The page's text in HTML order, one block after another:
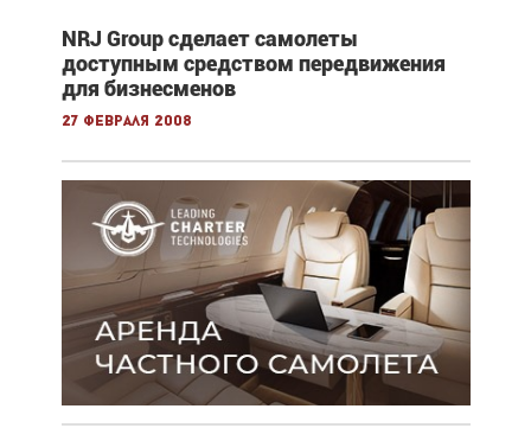
NRJ Group сделает самолеты
доступным средством передвижения
для бизнесменов
27 февраля 2008